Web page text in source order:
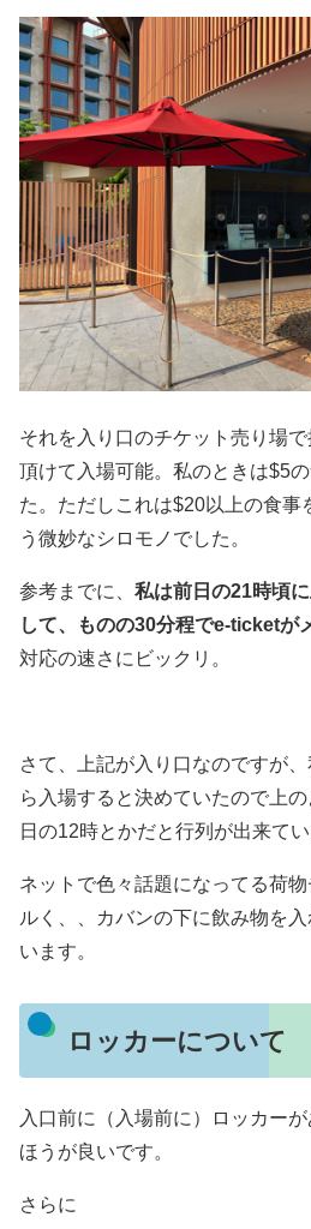
それを入り口のチケット売り場
頂けて入場可能。私のときは$5
た。ただしこれは$20以上の食事
う微妙なシロモノでした。
参考までに、 私は前日の21時頃
して、ものの30分程でe-ticketが
対応の速さにビックリ。
さて、上記が入り口なのですが
ら入場すると決めていたので上
日の12時とかだと行列が出来てい
ネットで色々話題になってる荷
ルく、、カバンの下に飲み物を
います。
ロッカーについて
入口前に（入場前に）ロッカー
ほうが良いです。
さらに